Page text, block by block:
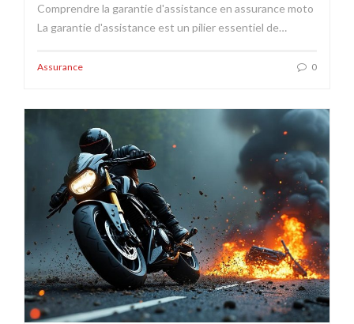
Comprendre la garantie d'assistance en assurance moto
La garantie d'assistance est un pilier essentiel de…
Assurance 0